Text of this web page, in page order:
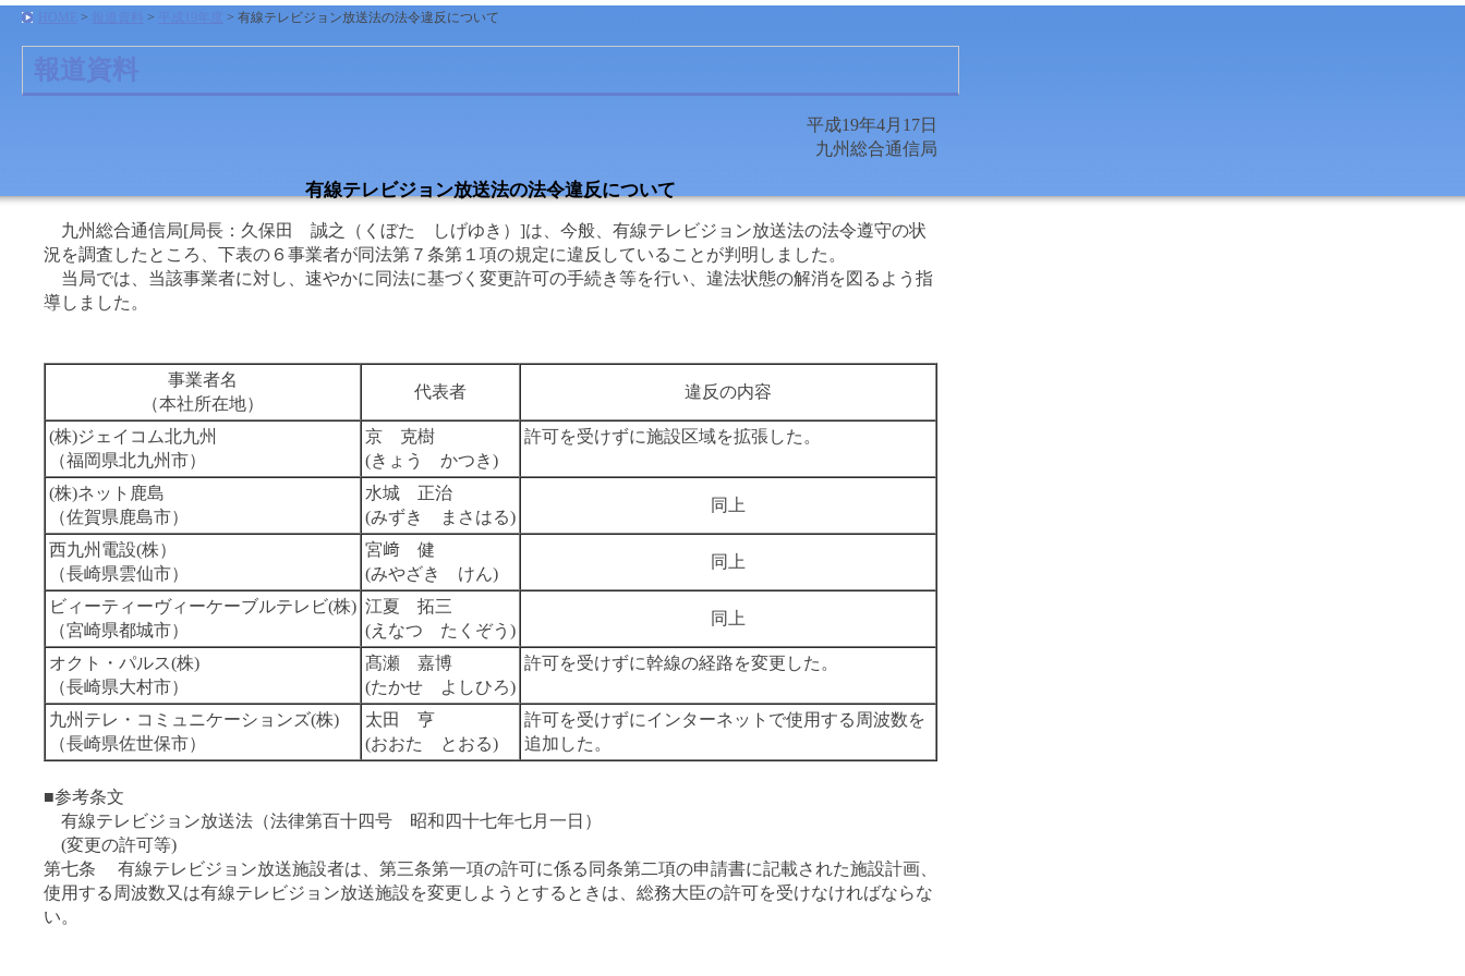
> > > 有線テレビジョン放送法の法令違反について
報道資料
平成19年4月17日
九州総合通信局
有線テレビジョン放送法の法令違反について
九州総合通信局[局長：久保田 誠之（くぼた しげゆき）]は、今般、有線テレビジョン放送法の法令遵守の状
況を調査したところ、下表の６事業者が同法第７条第１項の規定に違反していることが判明しました。
当局では、当該事業者に対し、速やかに同法に基づく変更許可の手続き等を行い、違法状態の解消を図るよう指
導しました。
事業者名
（本社所在地）
代表者 違反の内容
(株)ジェイコム北九州
（福岡県北九州市）
京 克樹
(きょう かつき)
許可を受けずに施設区域を拡張した。
(株)ネット鹿島
（佐賀県鹿島市）
水城 正治
(みずき まさはる)
同上
西九州電設(株）
（長崎県雲仙市）
宮﨑 健
(みやざき けん)
同上
ビィーティーヴィーケーブルテレビ(株)
（宮崎県都城市）
江夏 拓三
(えなつ たくぞう)
同上
オクト・パルス(株)
（長崎県大村市）
髙瀬 嘉博
(たかせ よしひろ)
許可を受けずに幹線の経路を変更した。
九州テレ・コミュニケーションズ(株)
（長崎県佐世保市）
太田 亨
(おおた とおる)
許可を受けずにインターネットで使用する周波数を
追加した。
■参考条文
有線テレビジョン放送法（法律第百十四号 昭和四十七年七月一日）
(変更の許可等)
第七条 有線テレビジョン放送施設者は、第三条第一項の許可に係る同条第二項の申請書に記載された施設計画、
使用する周波数又は有線テレビジョン放送施設を変更しようとするときは、総務大臣の許可を受けなければならな
い。